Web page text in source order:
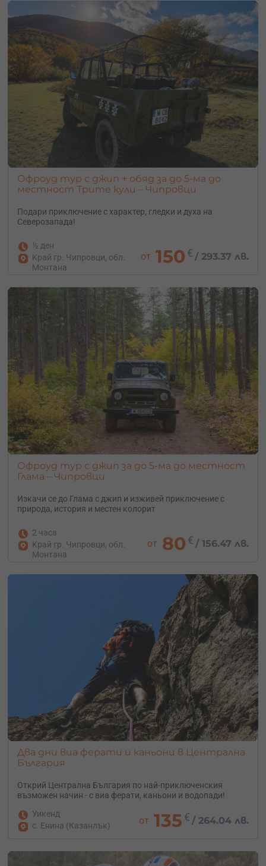
Офроуд тур с джип + обяд за до 5-ма до
местност Трите кули – Чипровци
Подари приключение с характер, гледки и духа на
Северозапада!
½ ден
Kрай гр. Чипровци, обл.
Монтана
от 150 € / 293.37 лв.
Офроуд тур с джип за до 5-ма до местност
Глама – Чипровци
Изкачи се до Глама с джип и изживей приключение с
природа, история и местен колорит
2 часа
Kрай гр. Чипровци, обл.
Монтана
от 80 € /156.47 лв.
Два дни виа ферати и каньони в Централна
България
Открий Централна България по най-приключенския
възможен начин - с виа ферати, каньони и водопади!
Уикенд
с. Енина (Казанлък)
от 135 € /264.04 лв.